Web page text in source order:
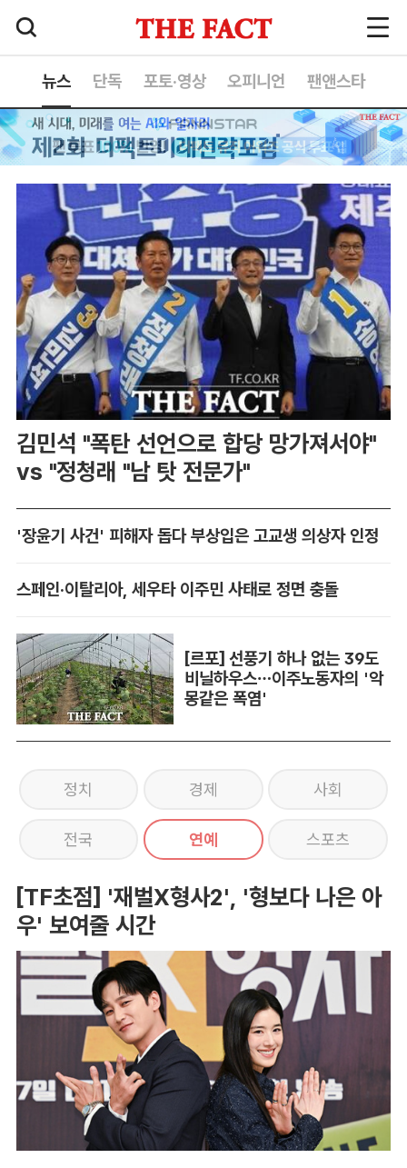
뉴스 단독 포토·영상 오피니언 팬앤스타
김민석 "폭탄 선언으로 합당 망가져서야"
vs "정청래 "남 탓 전문가"
'장윤기 사건' 피해자 돕다 부상입은 고교생 의상자 인정
스페인·이탈리아, 세우타 이주민 사태로 정면 충돌
[르포] 선풍기 하나 없는 39도
비닐하우스…이주노동자의 '악
몽같은 폭염'
정치 경제 사회
전국 연예 스포츠
[TF초점] '재벌X형사2', '형보다 나은 아
우' 보여줄 시간